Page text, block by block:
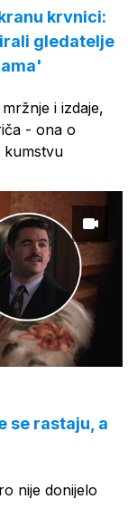
krvnici:
gledatelje
i izdaje,
- ona o
kumstvu
se rastaju, a
nije donijelo